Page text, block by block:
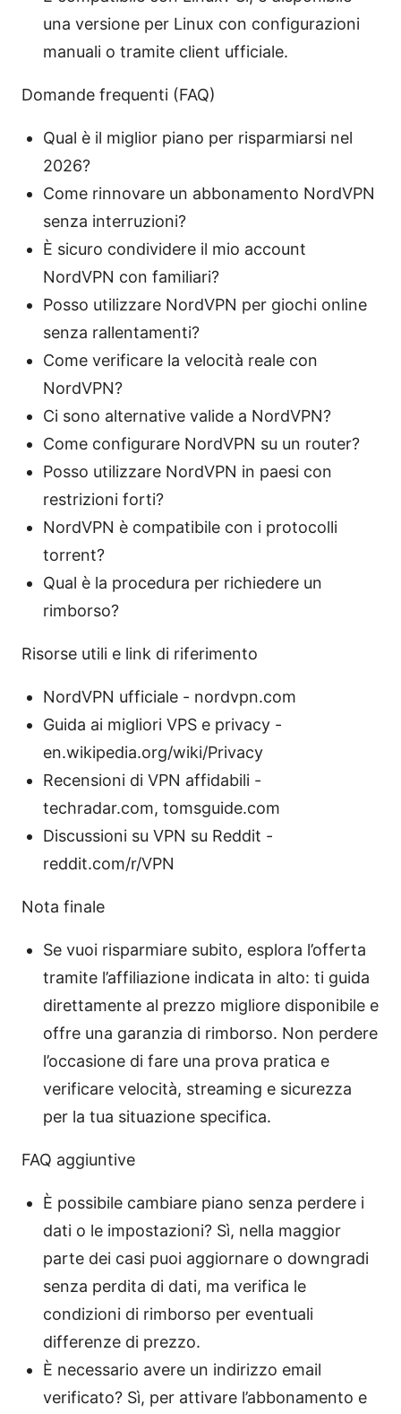
una versione per Linux con configurazioni
manuali o tramite client ufficiale.
Domande frequenti (FAQ)
Qual è il miglior piano per risparmiarsi nel
2026?
Come rinnovare un abbonamento NordVPN
senza interruzioni?
È sicuro condividere il mio account
NordVPN con familiari?
Posso utilizzare NordVPN per giochi online
senza rallentamenti?
Come verificare la velocità reale con
NordVPN?
Ci sono alternative valide a NordVPN?
Come configurare NordVPN su un router?
Posso utilizzare NordVPN in paesi con
restrizioni forti?
NordVPN è compatibile con i protocolli
torrent?
Qual è la procedura per richiedere un
rimborso?
Risorse utili e link di riferimento
NordVPN ufficiale - nordvpn.com
Guida ai migliori VPS e privacy -
en.wikipedia.org/wiki/Privacy
Recensioni di VPN affidabili -
techradar.com, tomsguide.com
Discussioni su VPN su Reddit -
reddit.com/r/VPN
Nota finale
Se vuoi risparmiare subito, esplora l’offerta
tramite l’affiliazione indicata in alto: ti guida
direttamente al prezzo migliore disponibile e
offre una garanzia di rimborso. Non perdere
l’occasione di fare una prova pratica e
verificare velocità, streaming e sicurezza
per la tua situazione specifica.
FAQ aggiuntive
È possibile cambiare piano senza perdere i
dati o le impostazioni? Sì, nella maggior
parte dei casi puoi aggiornare o downgradi
senza perdita di dati, ma verifica le
condizioni di rimborso per eventuali
differenze di prezzo.
È necessario avere un indirizzo email
verificato? Sì, per attivare l’abbonamento e